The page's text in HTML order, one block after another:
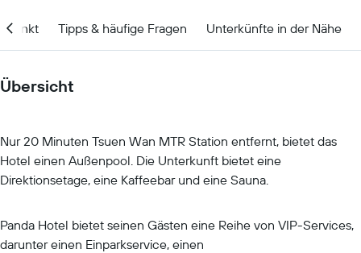
Tipps & häufige Fragen Unterkünfte in der Nähe
Übersicht
Nur 20 Minuten Tsuen Wan MTR Station entfernt, bietet das
Hotel einen Außenpool. Die Unterkunft bietet eine
Direktionsetage, eine Kaffeebar und eine Sauna.
Panda Hotel bietet seinen Gästen eine Reihe von VIP-Services,
darunter einen Einparkservice, einen